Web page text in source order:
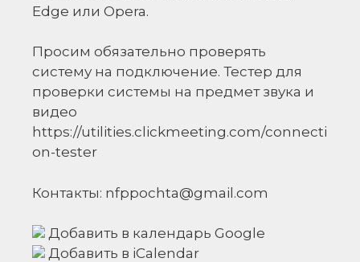
Edge или Opera.
Просим обязательно проверять
систему на подключение. Тестер для
проверки системы на предмет звука и
видео
https://utilities.clickmeeting.com/connecti
on-tester
Контакты: nfppochta@gmail.com
Добавить в календарь Google
Добавить в iCalendar